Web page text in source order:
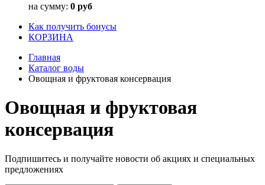
на сумму: 0 руб
Как получить бонусы
КОРЗИНА
Главная
Каталог воды
Овощная и фруктовая консервация
Овощная и фруктовая
консервация
Подпишитесь и получайте новости об акциях и специальных
предложениях